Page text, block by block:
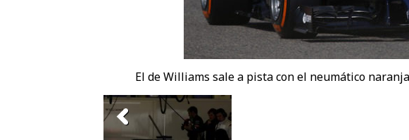
El de Williams sale a pista con el neumático